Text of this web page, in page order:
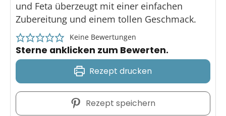
und Feta überzeugt mit einer einfachen
Zubereitung und einem tollen Geschmack.
Keine Bewertungen
Sterne anklicken zum Bewerten.
Rezept drucken
Rezept speichern